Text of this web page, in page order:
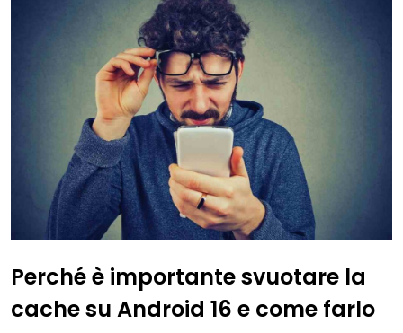
Perché è importante svuotare la
cache su Android 16 e come farlo